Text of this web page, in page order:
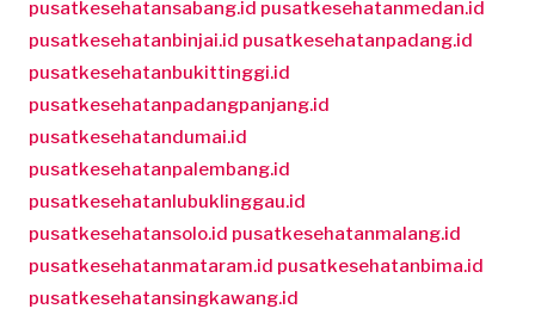
pusatkesehatansabang.id pusatkesehatanmedan.id
pusatkesehatanbinjai.id pusatkesehatanpadang.id
pusatkesehatanbukittinggi.id
pusatkesehatanpadangpanjang.id
pusatkesehatandumai.id
pusatkesehatanpalembang.id
pusatkesehatanlubuklinggau.id
pusatkesehatansolo.id pusatkesehatanmalang.id
pusatkesehatanmataram.id pusatkesehatanbima.id
pusatkesehatansingkawang.id